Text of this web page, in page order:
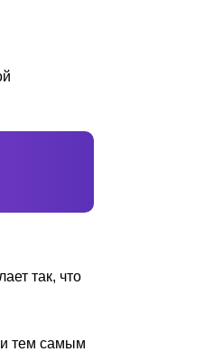
так, что
и тем самым